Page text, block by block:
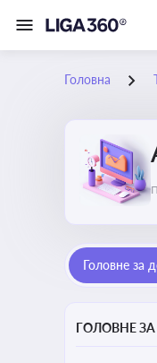
Головна
Головне за
ГОЛОВНЕ